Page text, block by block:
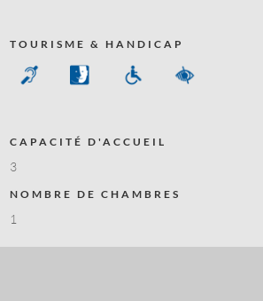
TOURISME & HANDICAP
CAPACITÉ D'ACCUEIL
3
NOMBRE DE CHAMBRES
1